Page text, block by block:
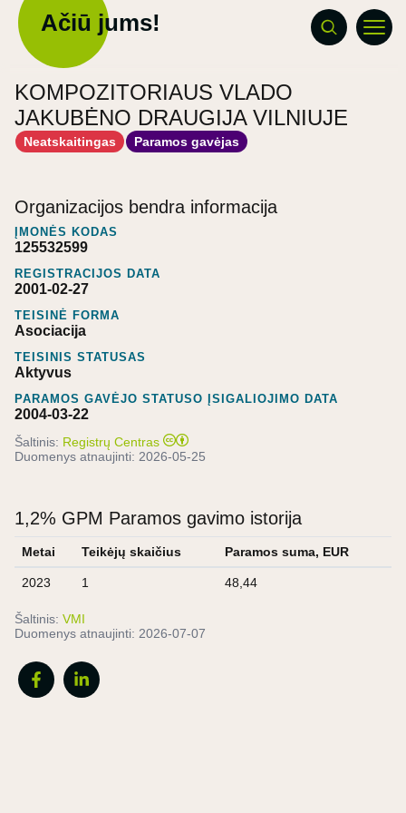
Ačiū jums!
KOMPOZITORIAUS VLADO
JAKUBĖNO DRAUGIJA VILNIUJE
Neatskaitingas Paramos gavėjas
Organizacijos bendra informacija
ĮMONĖS KODAS
125532599
REGISTRACIJOS DATA
2001-02-27
TEISINĖ FORMA
Asociacija
TEISINIS STATUSAS
Aktyvus
PARAMOS GAVĖJO STATUSO ĮSIGALIOJIMO DATA
2004-03-22
Šaltinis: Registrų Centras
Duomenys atnaujinti: 2026-05-25
1,2% GPM Paramos gavimo istorija
Metai Teikėjų skaičius Paramos suma, EUR
2023 1 48,44
Šaltinis: VMI
Duomenys atnaujinti: 2026-07-07